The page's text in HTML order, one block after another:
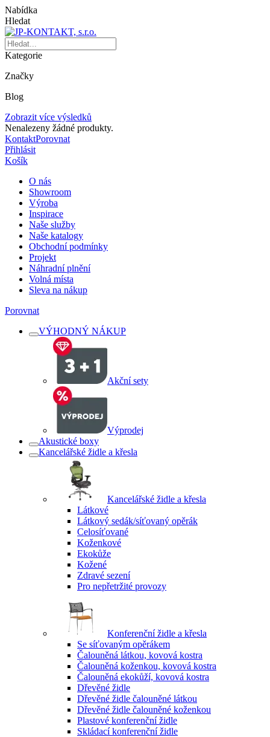
Nabídka
Hledat
Kategorie
Značky
Blog
Zobrazit více výsledků
Nenalezeny žádné produkty.
KontaktPorovnat
Přihlásit
Košík
O nás
Showroom
Výroba
Inspirace
Naše služby
Naše katalogy
Obchodní podmínky
Projekt
Náhradní plnění
Volná místa
Sleva na nákup
Porovnat
VÝHODNÝ NÁKUP
Akční sety
Výprodej
Akustické boxy
Kancelářské židle a křesla
Kancelářské židle a křesla
Látkové
Látkový sedák/síťovaný opěrák
Celosíťované
Koženkové
Ekokůže
Kožené
Zdravé sezení
Pro nepřetržité provozy
Konferenční židle a křesla
Se síťovaným opěrákem
Čalouněná látkou, kovová kostra
Čalouněná koženkou, kovová kostra
Čalouněná ekokůží, kovová kostra
Dřevěné židle
Dřevěné židle čalouněné látkou
Dřevěné židle čalouněné koženkou
Plastové konferenční židle
Skládací konferenční židle